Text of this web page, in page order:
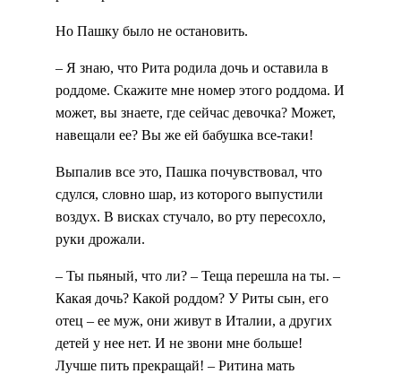
Но Пашку было не остановить.
– Я знаю, что Рита родила дочь и оставила в
роддоме. Скажите мне номер этого роддома. И
может, вы знаете, где сейчас девочка? Может,
навещали ее? Вы же ей бабушка все-таки!
Выпалив все это, Пашка почувствовал, что
сдулся, словно шар, из которого выпустили
воздух. В висках стучало, во рту пересохло,
руки дрожали.
– Ты пьяный, что ли? – Теща перешла на ты. –
Какая дочь? Какой роддом? У Риты сын, его
отец – ее муж, они живут в Италии, а других
детей у нее нет. И не звони мне больше!
Лучше пить прекращай! – Ритина мать